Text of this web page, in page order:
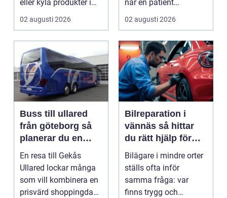
eller kyla produkter i
rörelse. Te...
02 augusti 2026
när en patient
drabbas...
02 augusti 2026
Buss till ullared
från göteborg så
planerar du en
smidig
shoppingdag
En resa till Gekås
Ullared lockar många
som vill kombinera en
prisvärd shoppingdag
Bilreparation i
vännäs så hittar
du rätt hjälp för
din bil
Bilägare i mindre orter
ställs ofta inför
samma fråga: var
finns trygg och